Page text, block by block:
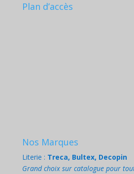
Plan d’accès
Nos Marques
Literie : Treca, Bultex, Decopin
Grand choix sur catalogue pour